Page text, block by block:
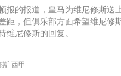
报的报道，皇马为维尼修斯送
距，但俱乐部方面希望维尼修
维尼修斯的回复。
斯 西甲